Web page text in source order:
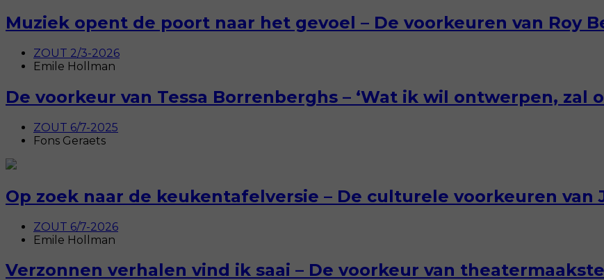
Muziek opent de poort naar het gevoel – De voorkeuren van Roy
ZOUT 2/3-2026
Emile Hollman
De voorkeur van Tessa Borrenberghs – ‘Wat ik wil ontwerpen, zal
ZOUT 6/7-2025
Fons Geraets
Op zoek naar de keukentafelversie – De culturele voorkeuren van
ZOUT 6/7-2026
Emile Hollman
Verzonnen verhalen vind ik saai – De voorkeur van